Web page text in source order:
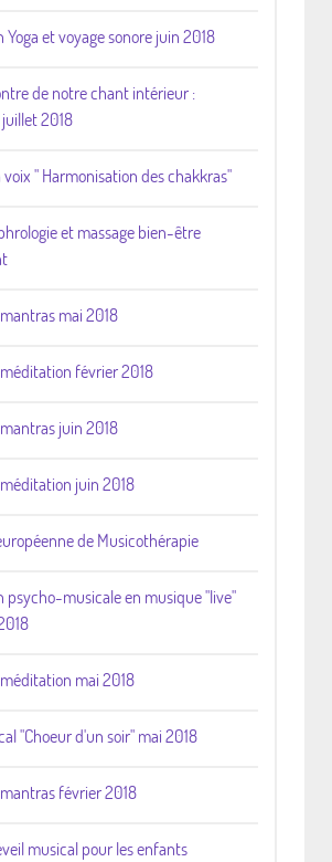
Yoga et voyage sonore juin 2018
de notre chant intérieur :
2018
voix " Harmonisation des chakkras"
et massage bien-être
mai 2018
février 2018
juin 2018
juin 2018
de Musicothérapie
psycho-musicale en musique "live"
mai 2018
"Choeur d'un soir" mai 2018
février 2018
musical pour les enfants